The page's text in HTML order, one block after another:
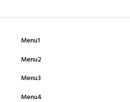
Menu1
Menu2
Menu3
Menu4